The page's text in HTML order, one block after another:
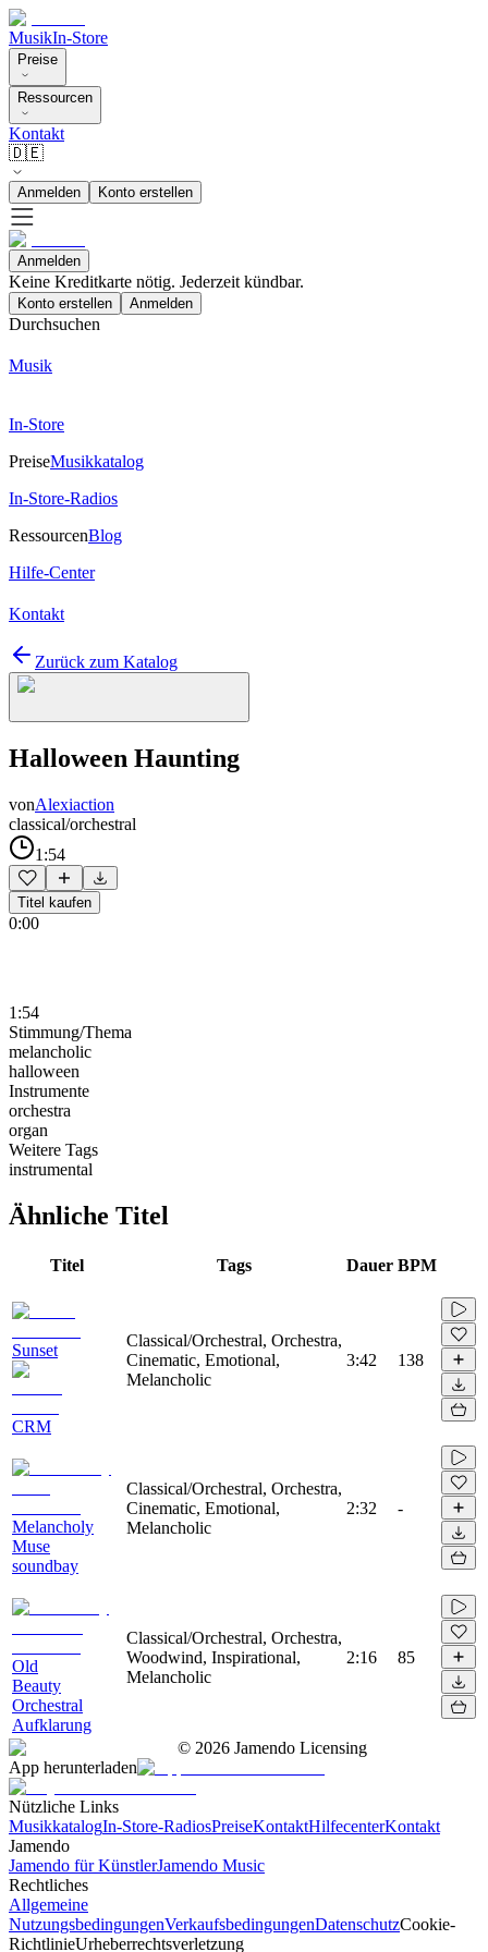
MusikIn-Store
Preise
Ressourcen
Kontakt
🇩🇪
Anmelden Konto erstellen
Anmelden
Keine Kreditkarte nötig. Jederzeit kündbar.
Konto erstellen Anmelden
Durchsuchen
Musik
In-Store
PreiseMusikkatalog
In-Store-Radios
RessourcenBlog
Hilfe-Center
Kontakt
Zurück zum Katalog
Halloween Haunting
vonAlexiaction
classical/orchestral
1:54
Titel kaufen
0:00
1:54
Stimmung/Thema
melancholic
halloween
Instrumente
orchestra
organ
Weitere Tags
instrumental
Ähnliche Titel
Titel Tags Dauer BPM
Sunset
CRM
Classical/Orchestral, Orchestra,
Cinematic, Emotional,
Melancholic
3:42 138
Melancholy
Muse
soundbay
Classical/Orchestral, Orchestra,
Cinematic, Emotional,
Melancholic
2:32 -
Old
Beauty
Orchestral
Aufklarung
Classical/Orchestral, Orchestra,
Woodwind, Inspirational,
Melancholic
2:16 85
© 2026 Jamendo Licensing
App herunterladen
Nützliche Links
MusikkatalogIn-Store-RadiosPreiseKontaktHilfecenterKontakt
Jamendo
Jamendo für KünstlerJamendo Music
Rechtliches
Allgemeine
NutzungsbedingungenVerkaufsbedingungenDatenschutzCookie-
RichtlinieUrheberrechtsverletzung